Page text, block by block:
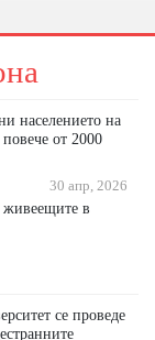
населението на
от 2000
30 апр, 2026
в
се проведе